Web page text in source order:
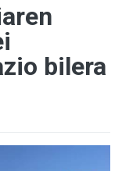
bilera